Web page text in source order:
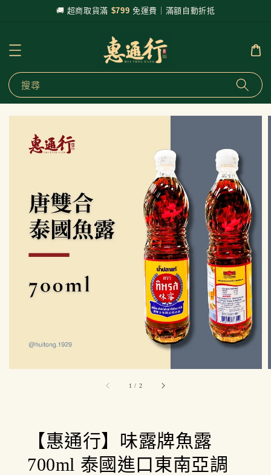
🚚 超商取貨滿 $799 免運費｜滿額自動折抵
搜尋
1 / 2
【惠通行】味露牌魚露
700ml 泰國進口東南亞調